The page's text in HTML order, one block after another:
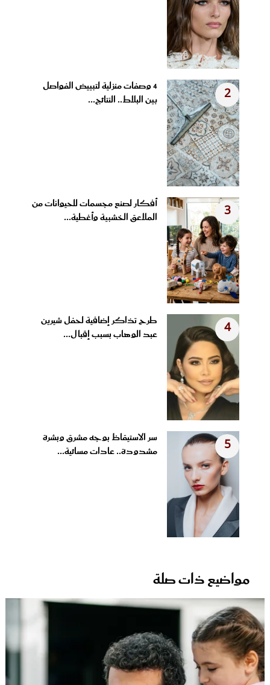
2
4 وصفات منزلية لتبييض الفواصل
بين البلاط.. النتائج...
3
أفكار لصنع مجسمات للحيوانات من
الملاعق الخشبية وأغطية...
4
طرح تذاكر إضافية لحفل شيرين
عبد الوهاب بسبب إقبال...
5
سر الاستيقاظ بوجه مشرق وبشرة
مشدودة.. عادات مسائية...
مواضيع ذات صلة